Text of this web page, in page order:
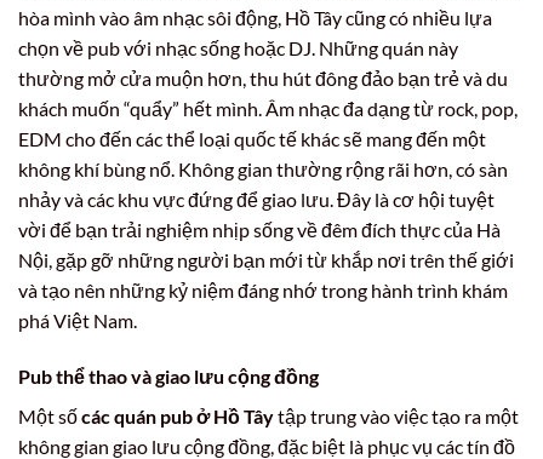
hòa mình vào âm nhạc sôi động, Hồ Tây cũng có nhiều lựa
chọn về pub với nhạc sống hoặc DJ. Những quán này
thường mở cửa muộn hơn, thu hút đông đảo bạn trẻ và du
khách muốn “quẩy” hết mình. Âm nhạc đa dạng từ rock, pop,
EDM cho đến các thể loại quốc tế khác sẽ mang đến một
không khí bùng nổ. Không gian thường rộng rãi hơn, có sàn
nhảy và các khu vực đứng để giao lưu. Đây là cơ hội tuyệt
vời để bạn trải nghiệm nhịp sống về đêm đích thực của Hà
Nội, gặp gỡ những người bạn mới từ khắp nơi trên thế giới
và tạo nên những kỷ niệm đáng nhớ trong hành trình khám
phá Việt Nam.
Pub thể thao và giao lưu cộng đồng
Một sốcác quán pub ở Hồ Tâytập trung vào việc tạo ra một
không gian giao lưu cộng đồng, đặc biệt là phục vụ các tín đồ